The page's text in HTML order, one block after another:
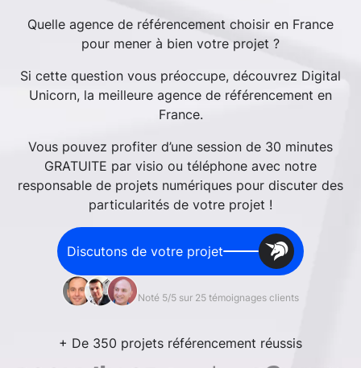
Quelle agence de référencement choisir en France
pour mener à bien votre projet ?
Si cette question vous préoccupe, découvrez Digital
Unicorn, la meilleure agence de référencement en
France.
Vous pouvez profiter d’une session de 30 minutes
GRATUITE par visio ou téléphone avec notre
responsable de projets numériques pour discuter des
particularités de votre projet !
Discutons de votre projet
Noté 5/5 sur 25 témoignages clients
+ De 350 projets référencement réussis